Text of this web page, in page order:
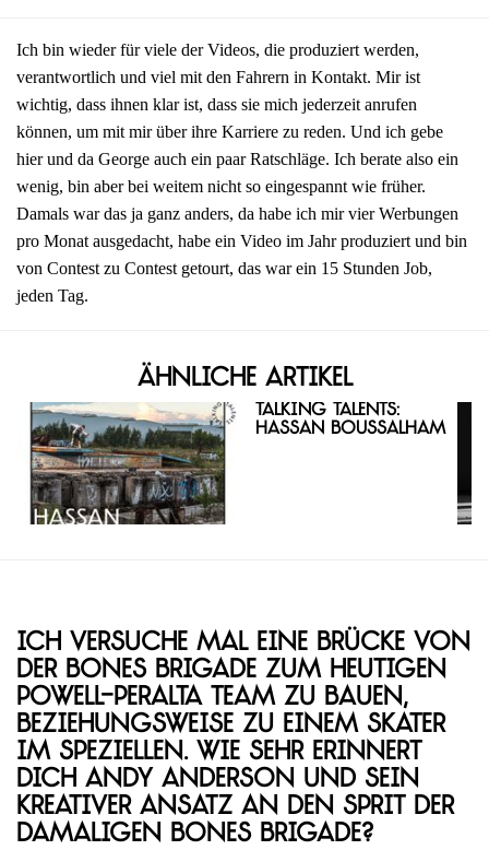
Ich bin wieder für viele der Videos, die produziert werden,
verantwortlich und viel mit den Fahrern in Kontakt. Mir ist
wichtig, dass ihnen klar ist, dass sie mich jederzeit anrufen
können, um mit mir über ihre Karriere zu reden. Und ich gebe
hier und da George auch ein paar Ratschläge. Ich berate also ein
wenig, bin aber bei weitem nicht so eingespannt wie früher.
Damals war das ja ganz anders, da habe ich mir vier Werbungen
pro Monat ausgedacht, habe ein Video im Jahr produziert und bin
von Contest zu Contest getourt, das war ein 15 Stunden Job,
jeden Tag.
Ähnliche Artikel
Talking Talents:
Hassan Boussalham
Ich versuche mal eine Brücke von
der Bones Brigade zum heutigen
Powell-Peralta Team zu bauen,
beziehungsweise zu einem Skater
im Speziellen. Wie sehr erinnert
dich Andy Anderson und sein
kreativer Ansatz an den Sprit der
damaligen Bones Brigade?